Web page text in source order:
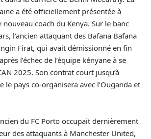
a été officiellement présentée à
coach du Kenya. Sur le banc
l’ancien attaquant des Bafana Bafana
Firat, qui avait démissionné en fin
l’échec de l’équipe kényane à se
2025. Son contrat court jusqu’à
le pays co-organisera avec l’Ouganda et
du FC Porto occupait dernièrement
des attaquants à Manchester United,